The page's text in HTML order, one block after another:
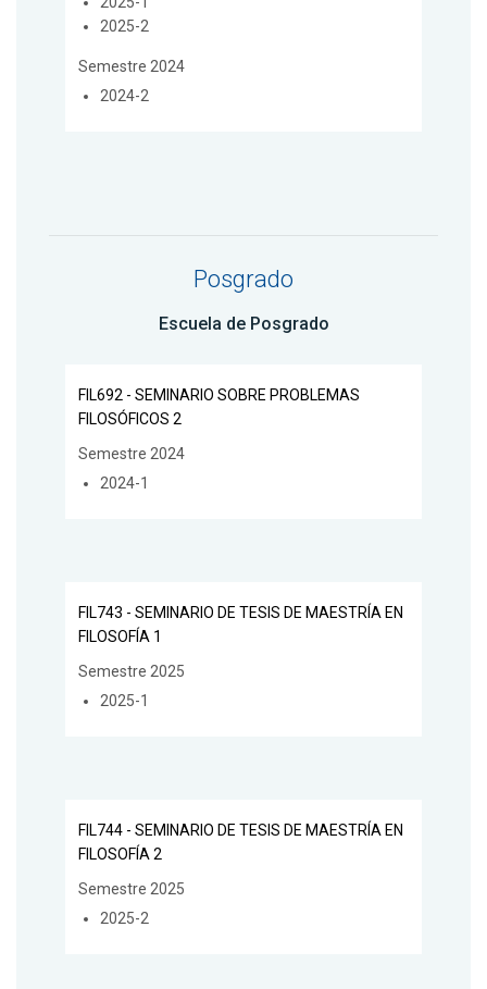
2025-2
Semestre 2024
2024-2
Posgrado
Escuela de Posgrado
FIL692 - SEMINARIO SOBRE PROBLEMAS
FILOSÓFICOS 2
Semestre 2024
2024-1
FIL743 - SEMINARIO DE TESIS DE MAESTRÍA EN
FILOSOFÍA 1
Semestre 2025
2025-1
FIL744 - SEMINARIO DE TESIS DE MAESTRÍA EN
FILOSOFÍA 2
Semestre 2025
2025-2